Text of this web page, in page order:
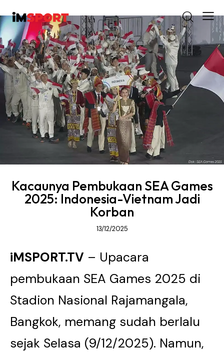
Kacaunya Pembukaan SEA Games
2025: Indonesia-Vietnam Jadi
Korban
13/12/2025
iMSPORT.TV – Upacara
pembukaan SEA Games 2025 di
Stadion Nasional Rajamangala,
Bangkok, memang sudah berlalu
sejak Selasa (9/12/2025). Namun,